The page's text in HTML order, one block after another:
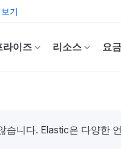
기
라이즈 리소스 요
니다. Elastic은 다양한